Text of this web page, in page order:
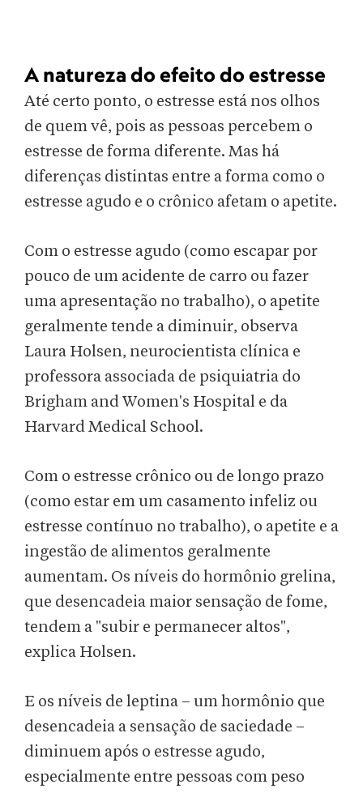
A natureza do efeito do estresse
Até certo ponto, o estresse está nos olhos
de quem vê, pois as pessoas percebem o
estresse de forma diferente. Mas há
diferenças distintas entre a forma como o
estresse agudo e o crônico afetam o apetite.
Com o estresse agudo (como escapar por
pouco de um acidente de carro ou fazer
uma apresentação no trabalho), o apetite
geralmente tende a diminuir, observa
Laura Holsen, neurocientista clínica e
professora associada de psiquiatria do
Brigham and Women's Hospital e da
Harvard Medical School.
Com o estresse crônico ou de longo prazo
(como estar em um casamento infeliz ou
estresse contínuo no trabalho), o apetite e a
ingestão de alimentos geralmente
aumentam. Os níveis do hormônio grelina,
que desencadeia maior sensação de fome,
tendem a "subir e permanecer altos",
explica Holsen.
E os níveis de leptina – um hormônio que
desencadeia a sensação de saciedade –
diminuem após o estresse agudo,
especialmente entre pessoas com peso